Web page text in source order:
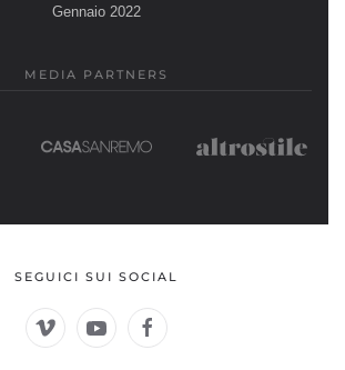
Gennaio 2022
MEDIA PARTNERS
SEGUICI SUI SOCIAL